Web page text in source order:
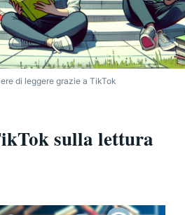
di leggere grazie a TikTok
sulla lettura